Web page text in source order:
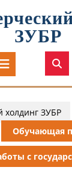
ЗУБР
Кнопка
холдинг ЗУБР
Обучающая
с